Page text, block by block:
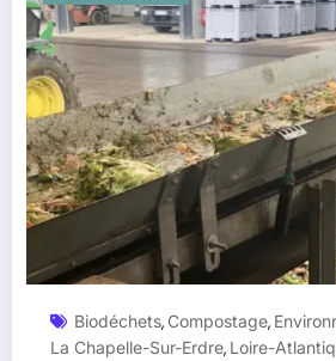
Biodéchets, Compostage,
La Chapelle-Sur-Erdre, Loire-